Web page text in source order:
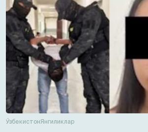
ЎзбекистонЯнгиликлар